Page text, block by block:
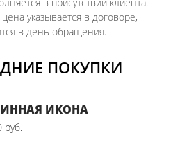
в присутствии клиента.
указывается в договоре,
в день обращения.
ПОКУПКИ
ИКОНА
руб.